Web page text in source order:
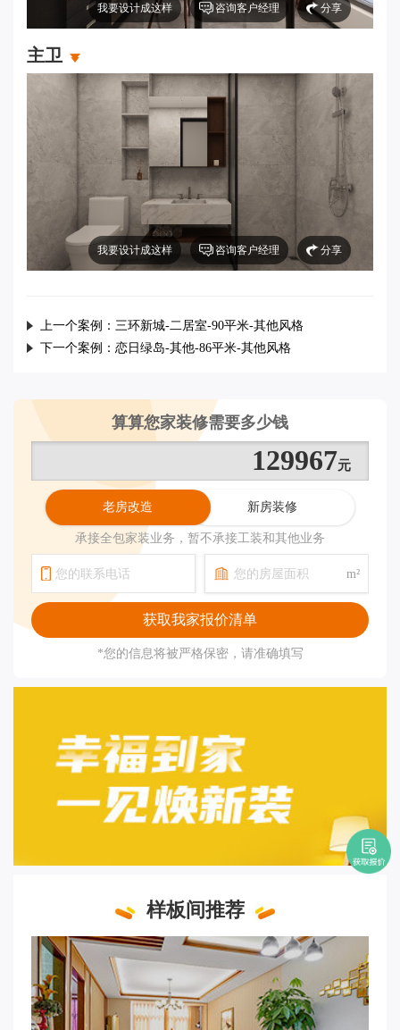
我要设计成这样 咨询客户经理 分享
主卫
我要设计成这样 咨询客户经理 分享
上一个案例： 三环新城-二居室-90平米-其他风格
下一个案例： 恋日绿岛-其他-86平米-其他风格
算算您家装修需要多少钱
164125
老房改造 新房装修
承接全包家装业务，暂不承接工装和其他业务
m²
*您的信息将被严格保密，请准确填写
样板间推荐